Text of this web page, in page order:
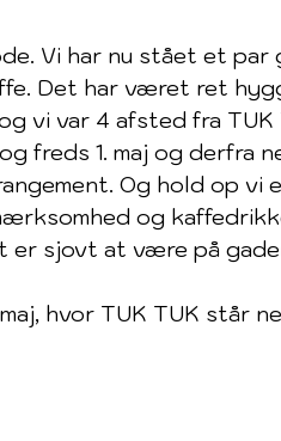
Vi har nu stået et par
Det har været ret
vi var 4 afsted fra TUK
freds 1. maj og derfra
Og hold op vi
og
er sjovt at være på
hvor TUK TUK står